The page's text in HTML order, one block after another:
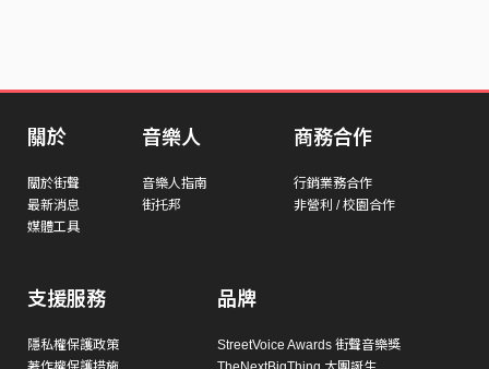
關於
關於街聲
最新消息
媒體工具
音樂人
音樂人指南
街托邦
商務合作
行銷業務合作
非營利 / 校園合作
支援服務
隱私權保護政策
品牌
StreetVoice Awards 街聲音樂獎